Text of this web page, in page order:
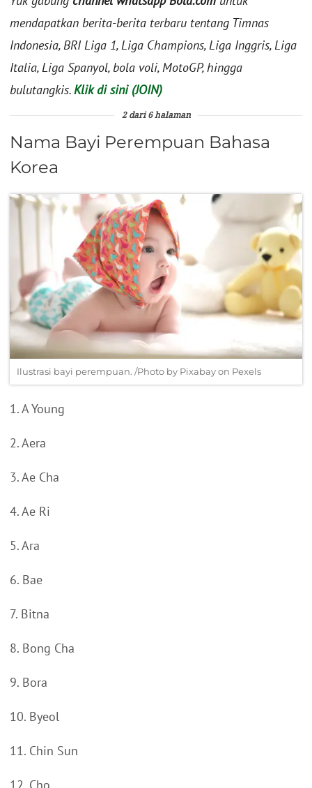
mendapatkan berita-berita terbaru tentang Timnas
Indonesia, BRI Liga 1, Liga Champions, Liga Inggris, Liga
Italia, Liga Spanyol, bola voli, MotoGP, hingga
bulutangkis.Klik di sini (JOIN)
2 dari 6 halaman
Nama Bayi Perempuan Bahasa
Korea
Ilustrasi bayi perempuan. /Photo by Pixabay on Pexels
1. A Young
2. Aera
3. Ae Cha
4. Ae Ri
5. Ara
6. Bae
7. Bitna
8. Bong Cha
9. Bora
10. Byeol
11. Chin Sun